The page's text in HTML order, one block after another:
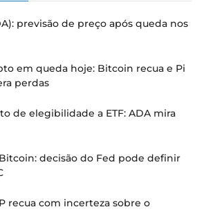
previsão de preço após queda nos
em queda hoje: Bitcoin recua e Pi
perdas
de elegibilidade a ETF: ADA mira
decisão do Fed pode definir
recua com incerteza sobre o